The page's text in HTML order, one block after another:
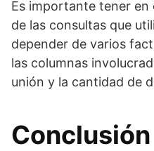
Es importante tener en
de las consultas que
depender de varios
las columnas
unión y la cantidad de
Conclusión